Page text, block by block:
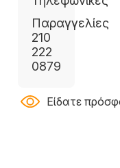
Παραγγελίες
210
222
0879
Είδατε